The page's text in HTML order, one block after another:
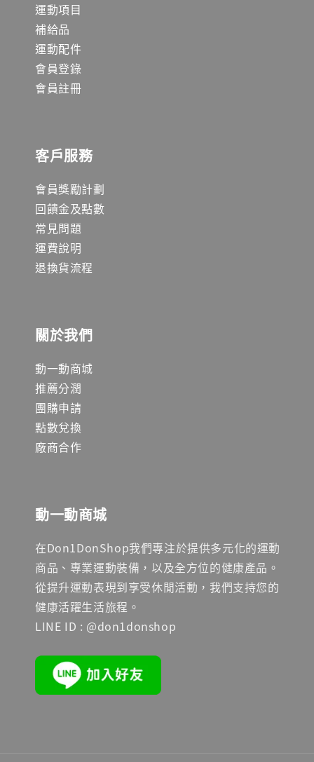
運動項目
補給品
運動配件
會員登錄
會員註冊
客戶服務
會員獎勵計劃
回饋金及點數
常見問題
運費說明
退換貨流程
關於我們
動一動商城
推薦分潤
團購申請
點數兌換
廠商合作
動一動商城
在Don1DonShop我們專注於提供多元化的運動
商品、專業運動裝備，以及全方位的健康產品。
從提升運動表現到享受休閒活動，我們支持您的
健康活躍生活旅程。
LINE ID : @don1donshop